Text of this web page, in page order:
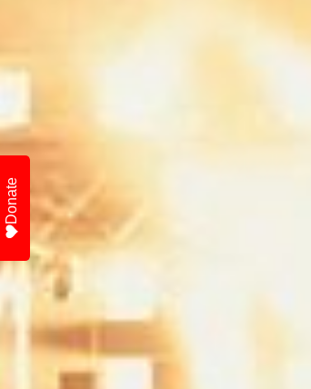
Donate